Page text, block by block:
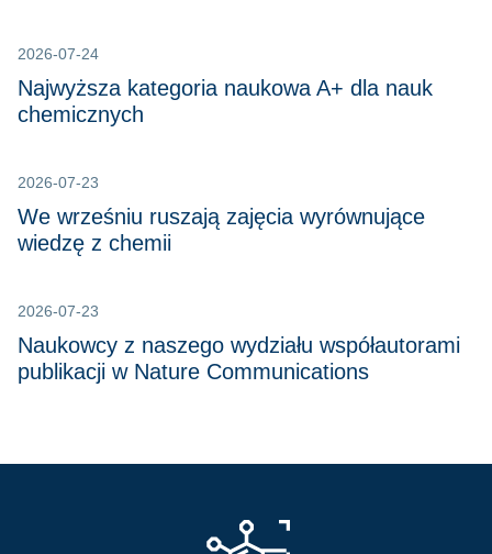
2026-07-24
Najwyższa kategoria naukowa A+ dla nauk
chemicznych
2026-07-23
We wrześniu ruszają zajęcia wyrównujące
wiedzę z chemii
2026-07-23
Naukowcy z naszego wydziału współautorami
publikacji w Nature Communications